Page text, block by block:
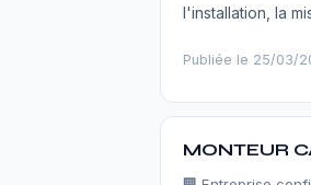
l'installation, la
Publiée le 25/03/
MONTEUR